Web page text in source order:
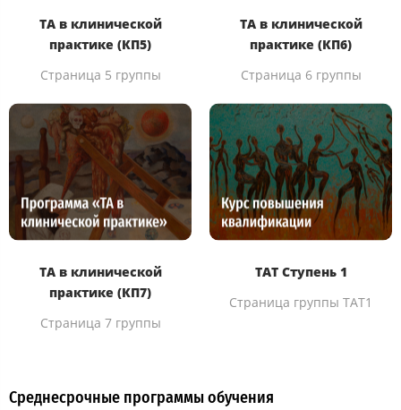
ТА в клинической
практике (КП5)
Страница 5 группы
ТА в клинической
практике (КП6)
Страница 6 группы
ТА в клинической
практике (КП7)
Страница 7 группы
ТАТ Ступень 1
Страница группы ТАТ1
Среднесрочные программы обучения